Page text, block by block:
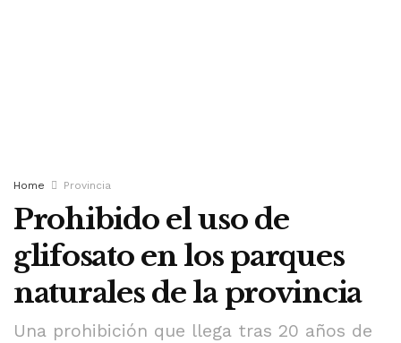
Home Provincia
Prohibido el uso de
glifosato en los parques
naturales de la provincia
Una prohibición que llega tras 20 años de